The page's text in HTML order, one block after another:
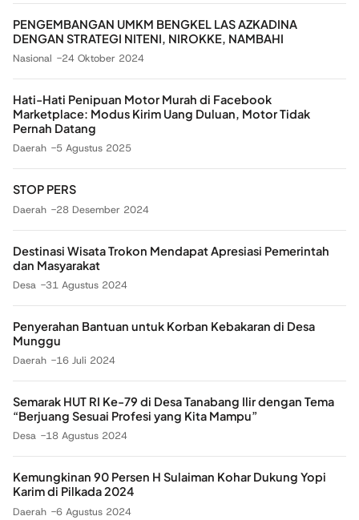
PENGEMBANGAN UMKM BENGKEL LAS AZKADINA
DENGAN STRATEGI NITENI, NIROKKE, NAMBAHI
Nasional 24 Oktober 2024
Hati-Hati Penipuan Motor Murah di Facebook
Marketplace: Modus Kirim Uang Duluan, Motor Tidak
Pernah Datang
Daerah 5 Agustus 2025
STOP PERS
Daerah 28 Desember 2024
Destinasi Wisata Trokon Mendapat Apresiasi Pemerintah
dan Masyarakat
Desa 31 Agustus 2024
Penyerahan Bantuan untuk Korban Kebakaran di Desa
Munggu
Daerah 16 Juli 2024
Semarak HUT RI Ke-79 di Desa Tanabang Ilir dengan Tema
“Berjuang Sesuai Profesi yang Kita Mampu”
Desa 18 Agustus 2024
Kemungkinan 90 Persen H Sulaiman Kohar Dukung Yopi
Karim di Pilkada 2024
Daerah 6 Agustus 2024